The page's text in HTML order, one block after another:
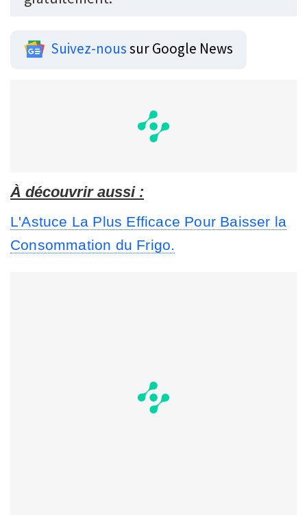
Suivez-noussur Google News
À découvrir aussi :
L'Astuce La Plus Efficace Pour Baisser la
Consommation du Frigo.